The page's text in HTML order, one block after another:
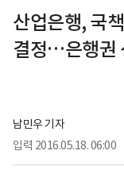
산업은행, 국
결정…은행권
남민우 기자
입력 2016.05.18. 06:00